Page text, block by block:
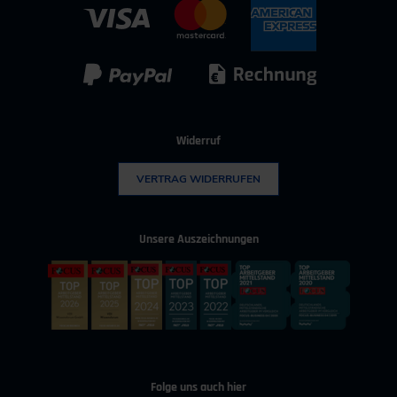
IT & Digitalisierung
Technischer Vertrieb
Widerruf
VERTRAG WIDERRUFEN
Unsere Auszeichnungen
Folge uns auch hier